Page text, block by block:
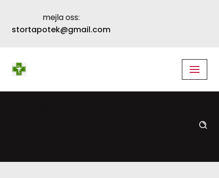
Skip
mejla oss:
stortapotek@gmail.com